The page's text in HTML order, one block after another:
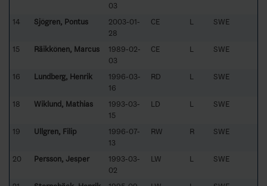
03
14 Sjögren, Pontus
2003-01-
28
CE L SWE
15 Räikkönen, Marcus
1989-02-
03
CE L SWE
16 Lundberg, Henrik
1996-03-
16
RD L SWE
18 Wiklund, Mathias
1993-03-
15
LD L SWE
19 Ullgren, Filip
1996-07-
13
RW R SWE
20 Persson, Jesper
1993-03-
02
LW L SWE